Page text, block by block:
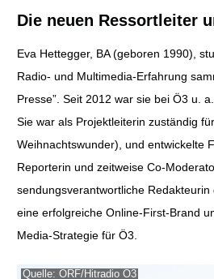
Die neuen Ressortleiter
Eva Hettegger, BA (geboren 1990),
Radio- und Multimedia-Erfahrung
Presse”. Seit 2012 war sie bei Ö3 u.
Sie war als Projektleiterin zuständig
Weihnachtswunder), und entwickelte
Reporterin und zeitweise Co-
sendungsverantwortliche
eine erfolgreiche Online-First-Brand
Media-Strategie für Ö3.
Quelle: ORF/Hitradio Ö3